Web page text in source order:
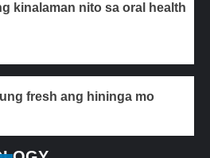
kinalaman nito sa oral health
fresh ang hininga mo